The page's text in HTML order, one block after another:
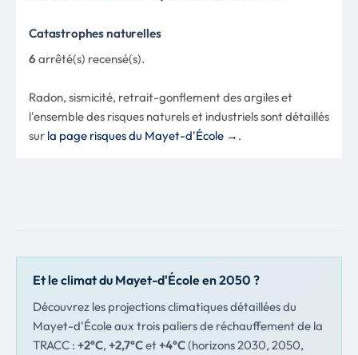
Catastrophes naturelles
6 arrêté(s) recensé(s).
Radon, sismicité, retrait-gonflement des argiles et
l'ensemble des risques naturels et industriels sont détaillés
sur la page risques du Mayet-d'École → .
Et le climat du Mayet-d'École en 2050 ?
Découvrez les projections climatiques détaillées du
Mayet-d'École aux trois paliers de réchauffement de la
TRACC : +2°C, +2,7°Cet+4°C(horizons 2030, 2050,